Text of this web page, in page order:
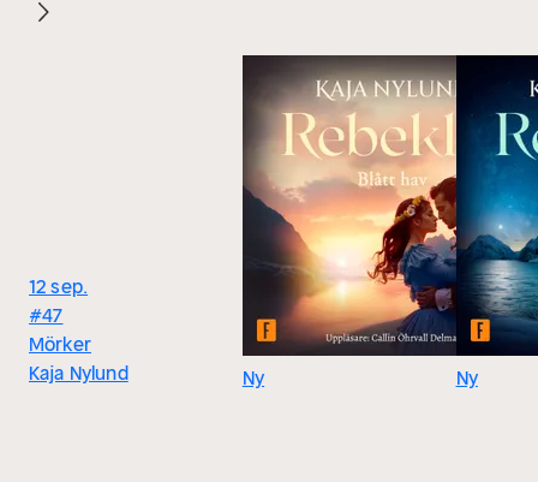
12 sep.
#47
Mörker
Kaja Nylund
Ny Ny